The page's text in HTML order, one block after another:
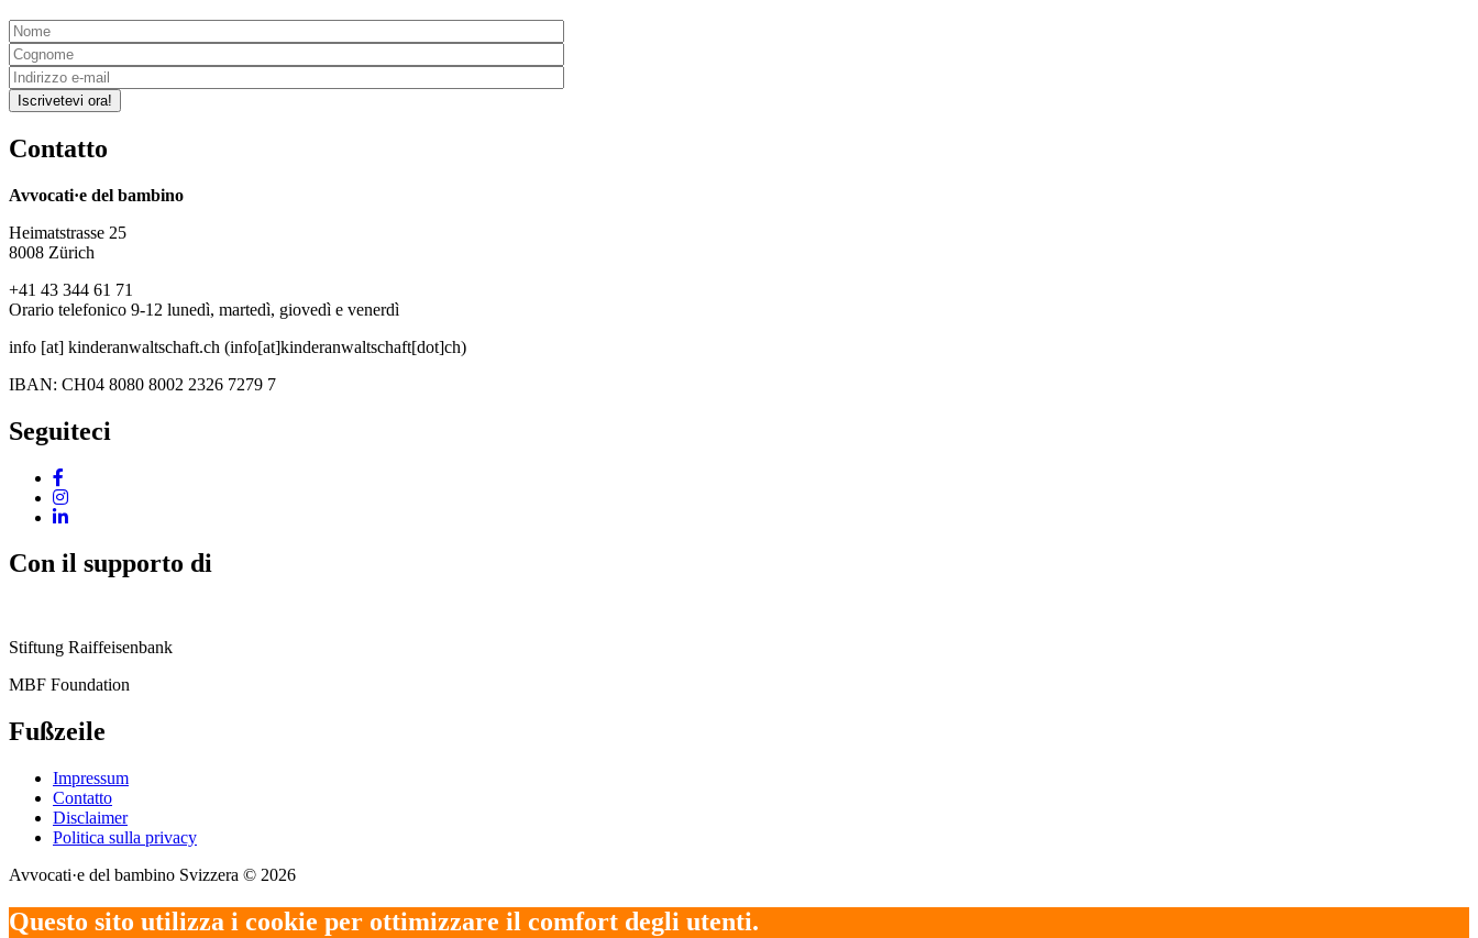
Iscrivetevi ora!
Contatto
Avvocati·e del bambino
Heimatstrasse 25
8008 Zürich
+41 43 344 61 71
Orario telefonico 9-12 lunedì, martedì, giovedì e venerdì
info [at] kinderanwaltschaft.ch (info[at]kinderanwaltschaft[dot]ch)
IBAN: CH04 8080 8002 2326 7279 7
Seguiteci
Con il supporto di
Stiftung Raiffeisenbank
MBF Foundation
Fußzeile
Impressum
Contatto
Disclaimer
Politica sulla privacy
Avvocati·e del bambino Svizzera © 2026
Questo sito utilizza i cookie per ottimizzare il comfort degli utenti.